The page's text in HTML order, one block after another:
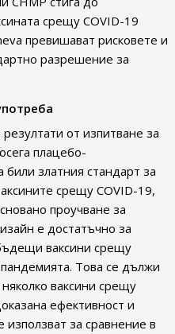
срещу COVID-19
превишават рисковете и
разрешение за
от изпитване за
плацебо-
били златния стандарт за
срещу COVID-19,
проучване за
е достатъчно за
ваксини срещу
Това се дължи
ваксини срещу
ефективност и
използват за сравнение в